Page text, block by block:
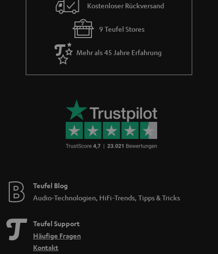
Kostenloser Rückversand
9 Teufel Stores
Mehr als 45 Jahre Erfahrung
Teufel Blog
Audio-Technologien, HiFi-Trends, Tipps & Tricks
Teufel Support
Häufige Fragen
Kontakt